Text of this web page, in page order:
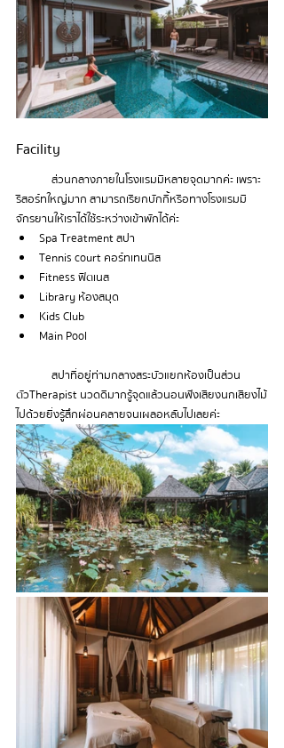
Facility
รีสอร์ทใหญ่มาก สามารถเรียกบักกี้หรือทางโรงแรมมี
จักรยานให้เราได้ใช้ระหว่างเข้าพักได้ค่ะ
Spa Treatment สปา
Tennis court คอร์ทเทนนิส
Fitness ฟิตเนส
Library ห้องสมุด
Kids Club
Main Pool
ตัว Therapist นวดดีมาก รู้จุด แล้วนอนฟังเสียงนกเสียงไม้
ไปด้วยยิ่งรู้สึก ผ่อนคลายจนเผลอหลับไปเลยค่ะ